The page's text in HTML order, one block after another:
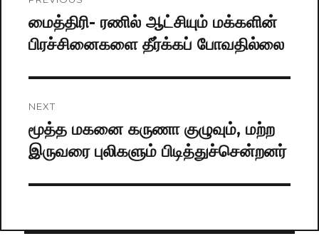
navigation
Previous
post:
மைத்திரி- ரணில் ஆட்சியும் மக்களின்
பிரச்சினைகளை தீர்க்கப் போவதில்லை
NEXT
Next
post:
மூத்த மகனை கருணா குழுவும், மற்ற
இருவரை புலிகளும் பிடித்துச்சென்றனர்